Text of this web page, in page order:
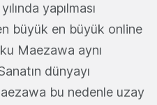
yapılması
büyük en büyük online
Maezawa aynı
dünyayı
bu nedenle uzay